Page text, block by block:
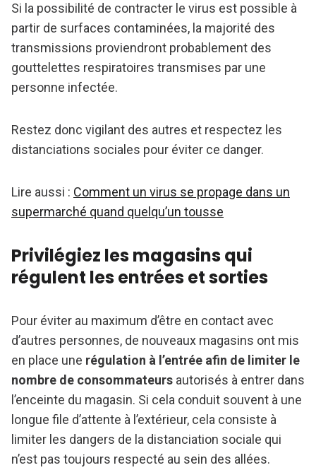
Si la possibilité de contracter le virus est possible à
partir de surfaces contaminées, la majorité des
transmissions proviendront probablement des
gouttelettes respiratoires transmises par une
personne infectée.
Restez donc vigilant des autres et respectez les
distanciations sociales pour éviter ce danger.
Lire aussi : Comment un virus se propage dans un
supermarché quand quelqu’un tousse
Privilégiez les magasins qui
régulent les entrées et sorties
Pour éviter au maximum d’être en contact avec
d’autres personnes, de nouveaux magasins ont mis
en place une régulation à l’entrée afin de limiter le
nombre de consommateurs autorisés à entrer dans
l’enceinte du magasin. Si cela conduit souvent à une
longue file d’attente à l’extérieur, cela consiste à
limiter les dangers de la distanciation sociale qui
n’est pas toujours respecté au sein des allées.